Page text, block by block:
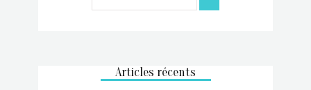
Articles récents